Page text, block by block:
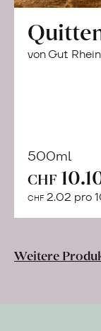
von Gut
500ml
CHF
CHF 2.02 pro
Weitere